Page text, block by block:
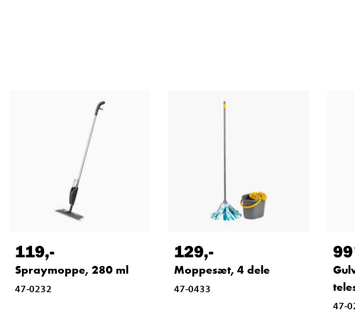
119,-
Spraymoppe, 280 ml
47-0232
129,-
Moppesæt, 4 dele
47-0433
99
47-